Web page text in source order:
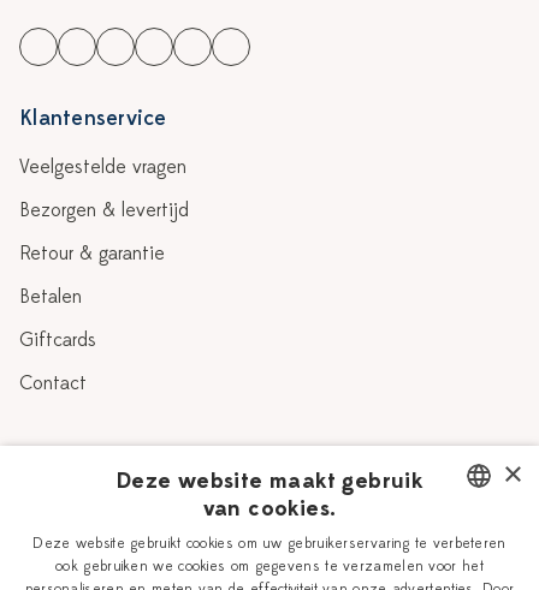
Klantenservice
Veelgestelde vragen
Bezorgen & levertijd
Retour & garantie
Betalen
Giftcards
Contact
Verhaal
Delfts Blauw
Workshops
DUTCH
ENGLISH
×
Deze website maakt gebruik
van cookies.
Deze website gebruikt cookies om uw gebruikerservaring te verbeteren
ook gebruiken we cookies om gegevens te verzamelen voor het